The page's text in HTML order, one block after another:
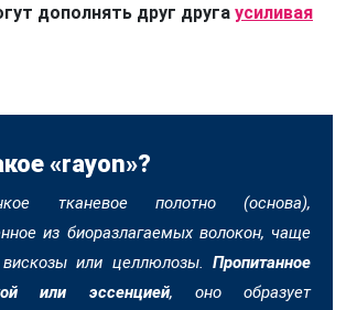
дополнять друг друга усиливая
«rayon»?
тканевое полотно (основа),
из биоразлагаемых волокон, чаще
или целлюлозы. Пропитанное
или эссенцией, оно образует